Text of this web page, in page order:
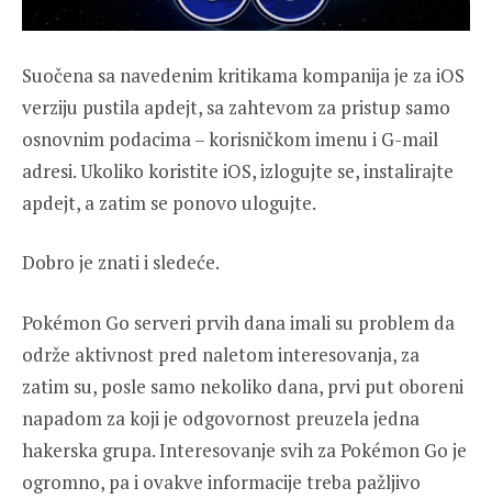
Suočena sa navedenim kritikama kompanija je za iOS
verziju pustila apdejt, sa zahtevom za pristup samo
osnovnim podacima – korisničkom imenu i G-mail
adresi. Ukoliko koristite iOS, izlogujte se, instalirajte
apdejt, a zatim se ponovo ulogujte.
Dobro je znati i sledeće.
Pokémon Go serveri prvih dana imali su problem da
održe aktivnost pred naletom interesovanja, za
zatim su, posle samo nekoliko dana, prvi put oboreni
napadom za koji je odgovornost preuzela jedna
hakerska grupa. Interesovanje svih za Pokémon Go je
ogromno, pa i ovakve informacije treba pažljivo